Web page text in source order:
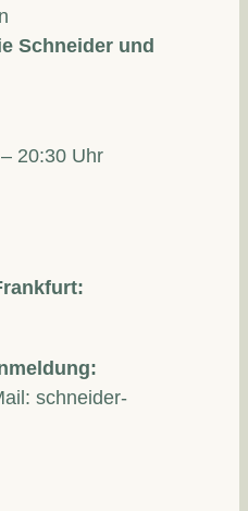
Schneider und
20:30 Uhr
schneider-